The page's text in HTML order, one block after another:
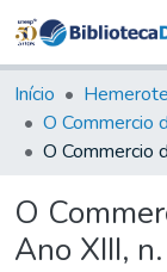
Início
O Commercio
O
Ano XIII,